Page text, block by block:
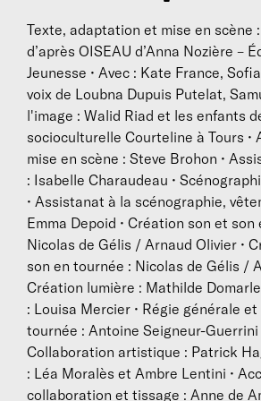
jeunes assis sur des chaises
des gants de cuisine pour se
sont une première marque de
20 ans de troupe amateur plus
écritLes Fidèles- Histoire d’Annie
fantômes de sa généalogie
incroyable hasard, le texte est lu
Fréchuret, directeur du Centre
de Sartrouville. C’est le début
aventure. Publiée aux Solitaires
lauréate de l’aide à la création du
de la SACD à l’auteur, Anna
son texte au Théâtre national de
Le spectacle, sélectionné par la
Festival Impatience, est joué
à l’Odéon–Théâtre de l’Europe et
tournée nationale.
Texte, adaptation et mise en scène
d’après OISEAU d’Anna Nozière –
Jeunesse • Avec : Kate France,
voix de Loubna Dupuis Putelat,
l'image : Walid Riad et les enfants
socioculturelle Courteline à Tours •
mise en scène : Steve Brohon •
: Isabelle Charaudeau •
• Assistanat à la scénographie,
Emma Depoid • Création son et son
Nicolas de Gélis / Arnaud Olivier •
son en tournée : Nicolas de Gélis /
Création lumière : Mathilde
: Louisa Mercier • Régie générale
tournée : Antoine Seigneur-Guerrini
Collaboration artistique : Patrick
: Léa Moralès et Ambre Lentini •
collaboration et tissage : Anne de